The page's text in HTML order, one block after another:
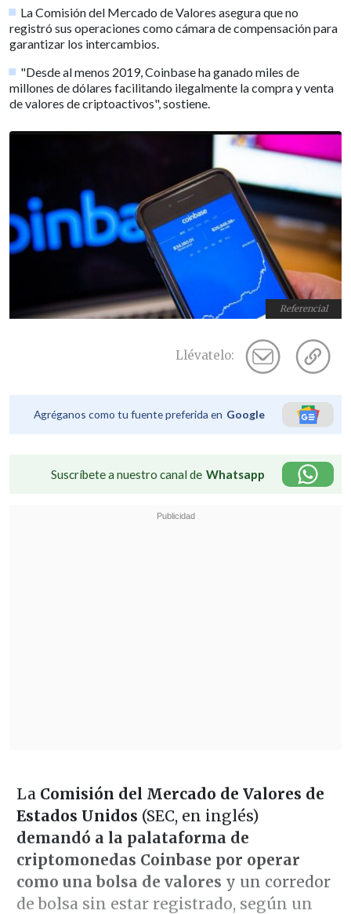
La Comisión del Mercado de Valores asegura que no
registró sus operaciones como cámara de compensación para
garantizar los intercambios.
"Desde al menos 2019, Coinbase ha ganado miles de
millones de dólares facilitando ilegalmente la compra y venta
de valores de criptoactivos", sostiene.
Referencial
Llévatelo:
Agréganos como tu fuente preferida en Google
Suscríbete a nuestro canal de Whatsapp
La Comisión del Mercado de Valores de
Estados Unidos (SEC, en inglés)
demandó a la palataforma de
criptomonedas Coinbase por operar
como una bolsa de valores y un corredor
de bolsa sin estar registrado, según un